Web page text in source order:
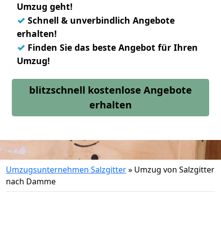
Umzug geht!
✓ Schnell & unverbindlich Angebote
erhalten!
✓ Finden Sie das beste Angebot für Ihren
Umzug!
blitzschnell kostenlose Angebote
erhalten
Umzugsunternehmen Salzgitter» Umzug von Salzgitter
nach Damme